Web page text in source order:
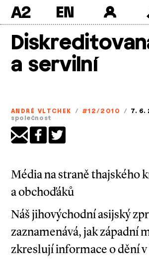
A2
a servilní
ANDRÉ VLTCHEK / #12/2010 / 7. 6.
společnost
Média na straně thajského
a obchoďáků
Náš jihovýchodní asijský
zaznamenává, jak západní
zkreslují informace o dění